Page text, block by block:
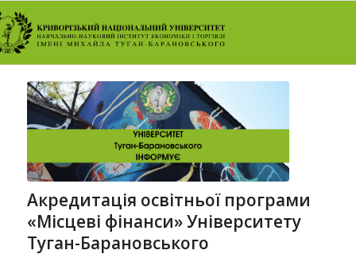
Акредитація освітньої програми
«Місцеві фінанси» Університету
Туган-Барановського